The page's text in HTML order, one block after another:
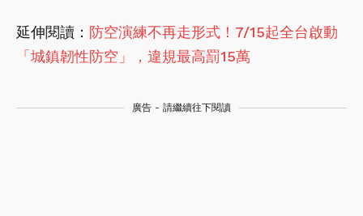
延伸閱讀： 防空演練不再走形式！7/15起全台啟動
「城鎮韌性防空」，違規最高罰15萬
廣告 - 請繼續往下閱讀